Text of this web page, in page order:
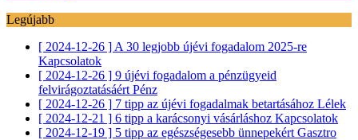
Legújabb
[ 2024-12-26 ] A 30 legjobb újévi fogadalom 2025-re
Kapcsolatok
[ 2024-12-26 ] 9 újévi fogadalom a pénzügyeid
felvirágoztatásáért Pénz
[ 2024-12-26 ] 7 tipp az újévi fogadalmak betartásához Lélek
[ 2024-12-21 ] 6 tipp a karácsonyi vásárláshoz Kapcsolatok
[ 2024-12-19 ] 5 tipp az egészségesebb ünnepekért Gasztro